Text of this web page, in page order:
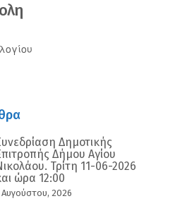
Δημοτικής
Δήμου Αγίου
Τρίτη 11-06-2026
ώρα 12:00
Αυγούστου, 2026